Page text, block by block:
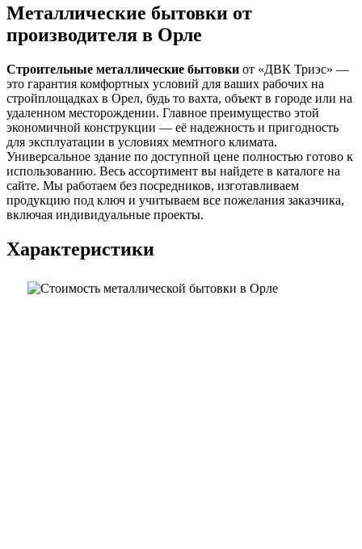
Металлические бытовки от
производителя в Орле
Строительные металлические бытовки от «ДВК Триэс» —
это гарантия комфортных условий для ваших рабочих на
стройплощадках в Орел, будь то вахта, объект в городе или на
удаленном месторождении. Главное преимущество этой
экономичной конструкции — её надежность и пригодность
для эксплуатации в условиях мемтного климата.
Универсальное здание по доступной цене полностью готово к
использованию. Весь ассортимент вы найдете в каталоге на
сайте. Мы работаем без посредников, изготавливаем
продукцию под ключ и учитываем все пожелания заказчика,
включая индивидуальные проекты.
Характеристики